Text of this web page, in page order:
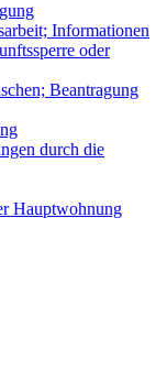
Informationen
oder
Beantragung
durch die
Hauptwohnung